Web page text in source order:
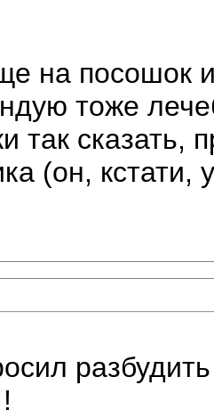
на посошок
тоже
так сказать,
(он, кстати,